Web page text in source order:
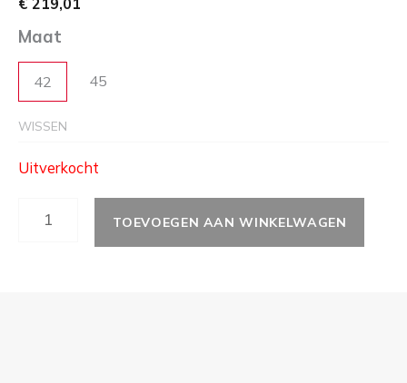
Maat
42 45
WISSEN
Uitverkocht
TOEVOEGEN AAN WINKELWAGEN